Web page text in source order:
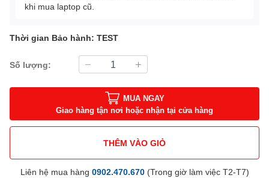
khi mua laptop cũ.
Thời gian Bảo hành: TEST
Số lượng:
MUA NGAY
Giao hàng tận nơi hoặc nhận tại cửa hàng
THÊM VÀO GIỎ
Liên hệ mua hàng 0902.470.670(Trong giờ làm việc T2-T7)